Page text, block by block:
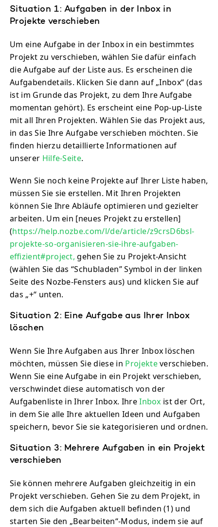
Situation 1: Aufgaben in der Inbox in
Projekte verschieben
Um eine Aufgabe in der Inbox in ein bestimmtes
Projekt zu verschieben, wählen Sie dafür einfach
die Aufgabe auf der Liste aus. Es erscheinen die
Aufgabendetails. Klicken Sie dann auf „Inbox“ (das
ist im Grunde das Projekt, zu dem Ihre Aufgabe
momentan gehört). Es erscheint eine Pop-up-Liste
mit all Ihren Projekten. Wählen Sie das Projekt aus,
in das Sie Ihre Aufgabe verschieben möchten. Sie
finden hierzu detaillierte Informationen auf
unserer Hilfe-Seite.
Wenn Sie noch keine Projekte auf Ihrer Liste haben,
müssen Sie sie erstellen. Mit Ihren Projekten
können Sie Ihre Abläufe optimieren und gezielter
arbeiten. Um ein [neues Projekt zu erstellen]
(https://help.nozbe.com/l/de/article/z9crsD6bsl-
projekte-so-organisieren-sie-ihre-aufgaben-
effizient#project, gehen Sie zu Projekt-Ansicht
(wählen Sie das “Schubladen” Symbol in der linken
Seite des Nozbe-Fensters aus) und klicken Sie auf
das „+“ unten.
Situation 2: Eine Aufgabe aus Ihrer Inbox
löschen
Wenn Sie Ihre Aufgaben aus Ihrer Inbox löschen
möchten, müssen Sie diese in Projekteverschieben.
Wenn Sie eine Aufgabe in ein Projekt verschieben,
verschwindet diese automatisch von der
Aufgabenliste in Ihrer Inbox. IhreInbox ist der Ort,
in dem Sie alle Ihre aktuellen Ideen und Aufgaben
speichern, bevor Sie sie kategorisieren und ordnen.
Situation 3: Mehrere Aufgaben in ein Projekt
verschieben
Sie können mehrere Aufgaben gleichzeitig in ein
Projekt verschieben. Gehen Sie zu dem Projekt, in
dem sich die Aufgaben aktuell befinden (1) und
starten Sie den „Bearbeiten“-Modus, indem sie auf